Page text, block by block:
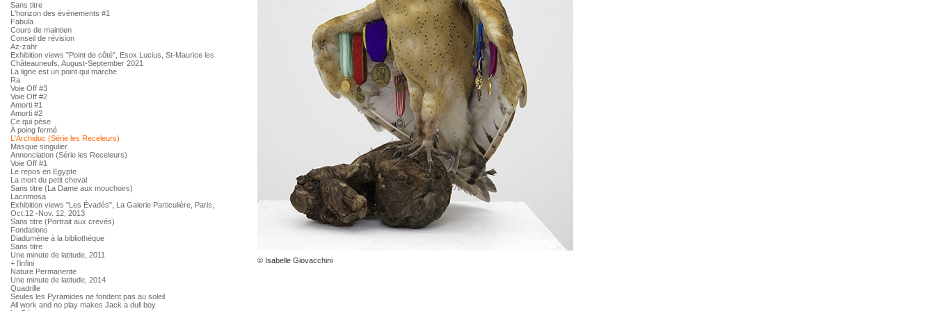
Sans titre
L'horizon des événements #1
Fabula
Cours de maintien
Conseil de révision
Az-zahr
Exhibition views "Point de côté", Esox Lucius, St-Maurice les
Châteauneufs, August-September 2021
La ligne est un point qui marche
Ra
Voie Off #3
Voie Off #2
Amorti #1
Amorti #2
Ce qui pèse
À poing fermé
L'Archiduc (Série les Receleurs)
Masque singulier
Annonciation (Série les Receleurs)
Voie Off #1
Le repos en Egypte
La mort du petit cheval
Sans titre (La Dame aux mouchoirs)
Lacrimosa
Exhibition views "Les Évadés", La Galerie Particulière, Paris,
Oct.12 -Nov. 12, 2013
Sans titre (Portrait aux crevés)
Fondations
Diadumène à la bibliothèque
Sans titre
Une minute de latitude, 2011
+ l'infini
Nature Permanente
Une minute de latitude, 2014
Quadrille
Seules les Pyramides ne fondent pas au soleil
All work and no play makes Jack a dull boy
© Isabelle Giovacchini